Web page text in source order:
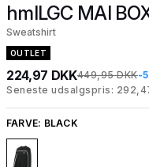
hmlLGC MAI
Sweatshirt
OUTLET
224,97 DKK449,95 DKK-
Seneste udsalgspris:
FARVE: BLACK